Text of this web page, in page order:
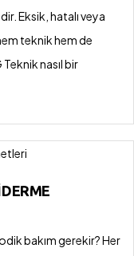
Eksik, hatalı veya
teknik hem de
nasıl bir
sistemlerinin
planlıyoruz.
analiz, hesaplama
hazır ve
bakım gerekir? Her